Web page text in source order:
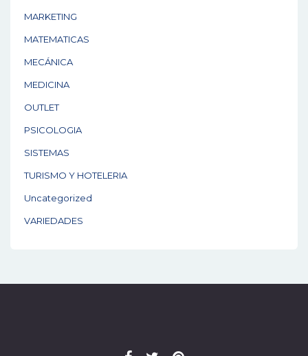
MARKETING
MATEMATICAS
MECÁNICA
MEDICINA
OUTLET
PSICOLOGIA
SISTEMAS
TURISMO Y HOTELERIA
Uncategorized
VARIEDADES